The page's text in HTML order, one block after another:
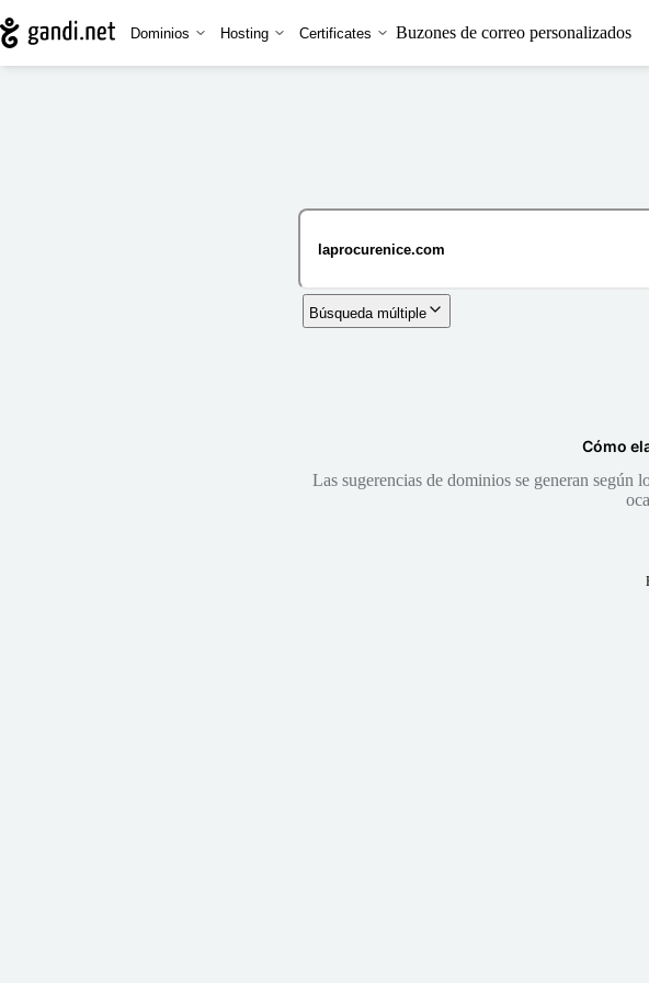
Dominios Hosting Certificates Buzones de correo personalizados
Búsqueda múltiple
Cómo
Las sugerencias de dominios se generan